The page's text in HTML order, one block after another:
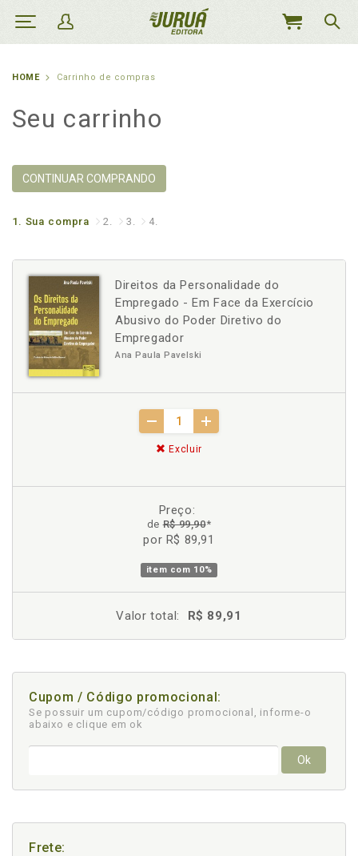
MEU
HOME Carrinho de compras
Seu carrinho
CONTINUAR COMPRANDO
1. Sua compra 2. 3. 4.
Direitos da Personalidade do
Empregado - Em Face da Exercício
Abusivo do Poder Diretivo do
Empregador
Ana Paula Pavelski
Excluir
Preço:
deR$ 99,90*
por R$ 89,91
item com 10%
Valor total: R$ 89,91
Cupom / Código promocional:
Se possuir um cupom/código promocional, informe-o
abaixo e clique em ok
Ok
Frete: